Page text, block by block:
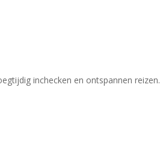
inchecken en ontspannen reizen.